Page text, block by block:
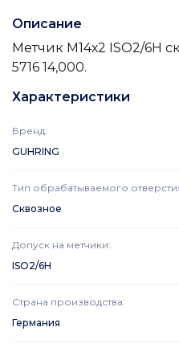
Описание
Метчик М14х2 ISO2/6H
5716 14,000.
Характеристики
Бренд:
GUHRING
Тип обрабатываемого
Сквозное
Допуск на метчики:
ISO2/6H
Страна производства:
Германия